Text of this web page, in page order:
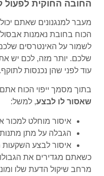
החובה החוקית לפעול
מעבר למנגנונים שאתם
הכוח בחובת נאמנות
לשמור על האינטרסים
שלכם. יותר מזה, לכם יש
עוד לפני שהן נכנסות לתוקף.
בתוך מסמך ייפוי הכוח
שאסור לו לבצע, למשל:
איסור מוחלט למכור
הגבלה על מתן
איסור לבצע השקעות
כשאתם מגדירים את
מרחב שיקול הדעת שלו